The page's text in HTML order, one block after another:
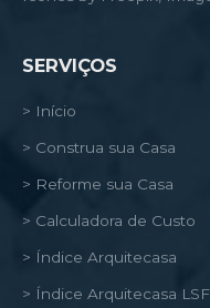
SERVIÇOS
> Início
> Construa sua Casa
> Reforme sua Casa
> Calculadora de Custo
> Índice Arquitecasa
> Índice Arquitecasa LSF